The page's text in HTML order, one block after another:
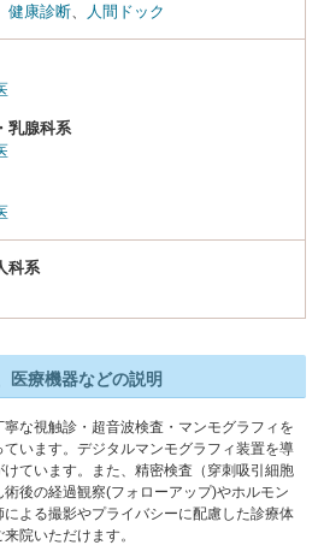
健康診断 人間ドック
乳腺科系
科系
医療機器などの説明
な視触診・超音波検査・マンモグラフィを
います。デジタルマンモグラフィ装置を導
ています。また、精密検査（穿刺吸引細胞
後の経過観察(フォローアップ)やホルモン
よる撮影やプライバシーに配慮した診療体
院いただけます。